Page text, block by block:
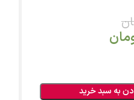
به سبد خرید